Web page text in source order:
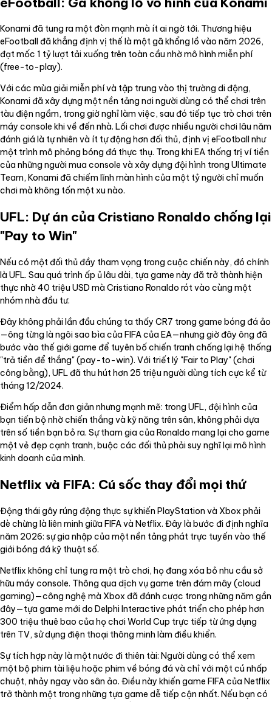
Konami đã tung ra một đòn mạnh mà ít ai ngờ tới. Thương hiệu
eFootball đã khẳng định vị thế là một gã khổng lồ vào năm 2026,
đạt mốc 1 tỷ lượt tải xuống trên toàn cầu nhờ mô hình miễn phí
(free-to-play).
Với các mùa giải miễn phí và tập trung vào thị trường di động,
Konami đã xây dựng một nền tảng nơi người dùng có thể chơi trên
tàu điện ngầm, trong giờ nghỉ làm việc, sau đó tiếp tục trò chơi trên
máy console khi về đến nhà. Lối chơi được nhiều người chơi lâu năm
đánh giá là tự nhiên và ít tự động hơn đối thủ, định vị eFootball như
một trình mô phỏng bóng đá thực thụ. Trong khi EA thống trị ví tiền
của những người mua console và xây dựng đội hình trong Ultimate
Team, Konami đã chiếm lĩnh màn hình của một tỷ người chỉ muốn
chơi mà không tốn một xu nào.
UFL: Dự án của Cristiano Ronaldo chống lại
"Pay to Win"
Nếu có một đối thủ đầy tham vọng trong cuộc chiến này, đó chính
là UFL. Sau quá trình ấp ủ lâu dài, tựa game này đã trở thành hiện
thực nhờ 40 triệu USD mà Cristiano Ronaldo rót vào cùng một
nhóm nhà đầu tư.
Đây không phải lần đầu chúng ta thấy CR7 trong game bóng đá ảo
—ông từng là ngôi sao bìa của FIFA của EA—nhưng giờ đây ông đã
bước vào thế giới game để tuyên bố chiến tranh chống lại hệ thống
"trả tiền để thắng" (pay-to-win). Với triết lý "Fair to Play" (chơi
công bằng), UFL đã thu hút hơn 25 triệu người dùng tích cực kể từ
tháng 12/2024.
Điểm hấp dẫn đơn giản nhưng mạnh mẽ: trong UFL, đội hình của
bạn tiến bộ nhờ chiến thắng và kỹ năng trên sân, không phải dựa
trên số tiền bạn bỏ ra. Sự tham gia của Ronaldo mang lại cho game
một vẻ đẹp cạnh tranh, buộc các đối thủ phải suy nghĩ lại mô hình
kinh doanh của mình.
Netflix và FIFA: Cú sốc thay đổi mọi thứ
Động thái gây rúng động thực sự khiến PlayStation và Xbox phải
dè chừng là liên minh giữa FIFA và Netflix. Đây là bước đi định nghĩa
năm 2026: sự gia nhập của một nền tảng phát trực tuyến vào thế
giới bóng đá kỹ thuật số.
Netflix không chỉ tung ra một trò chơi, họ đang xóa bỏ nhu cầu sở
hữu máy console. Thông qua dịch vụ game trên đám mây (cloud
gaming)—công nghệ mà Xbox đã đánh cược trong những năm gần
đây—tựa game mới do Delphi Interactive phát triển cho phép hơn
300 triệu thuê bao của họ chơi World Cup trực tiếp từ ứng dụng
trên TV, sử dụng điện thoại thông minh làm điều khiển.
Sự tích hợp này là một nước đi thiên tài: Người dùng có thể xem
một bộ phim tài liệu hoặc phim về bóng đá và chỉ với một cú nhấp
chuột, nhảy ngay vào sân ảo. Điều này khiến game FIFA của Netflix
trở thành một trong những tựa game dễ tiếp cận nhất. Nếu bạn có